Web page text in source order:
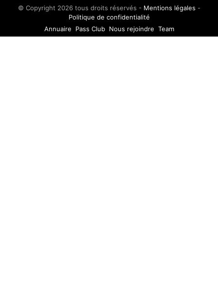
© Copyright 2026 tous droits réservés - Mentions légales -
Politique de confidentialité
Annuaire
Pass Club Nous rejoindre Team